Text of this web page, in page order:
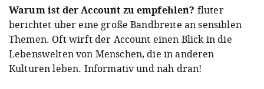
A post shared by Magazin der bpb (@fluter) on Dec 25, 2018 at 12:05pm PST
Warum ist der Account zu empfehlen? fluter
berichtet über eine große Bandbreite an sensiblen
Themen. Oft wirft der Account einen Blick in die
Lebenswelten von Menschen, die in anderen
Kulturen leben. Informativ und nah dran!